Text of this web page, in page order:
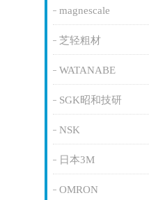
magnescale
芝轻粗材
WATANABE
SGK昭和技研
NSK
日本3M
OMRON